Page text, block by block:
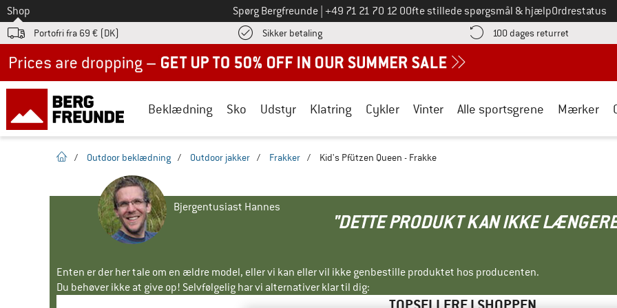
Til
Shop Spørg Bergfreunde Ring til os på
+49 71 21 70 12 0Ofte stillede spørgsmål & hjælpOrdrestatus
Portofri fra 69 € (DK) Sikker betalingFind betalingsoplysningerne her! Åbnes i en infoboks
100 dages returret Gå til
Beklædning Sko Udstyr Klatring Cykler Vinter Alle sportsgrene Mærker
Hjemmeside
/ Outdoor beklædning / Outdoor jakker / Frakker / Kid's Pfützen Queen - Frakke
Bjergentusiast Hannes
"DETTE PRODUKT KAN IKKE
Enten er der her tale om en ældre model, eller vi kan eller vil ikke genbestille produktet hos producenten.
Du behøver ikke at give op! Selvfølgelig har vi alternativer klar til dig: